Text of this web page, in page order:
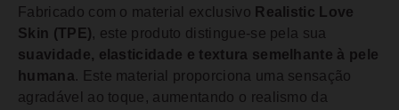
Fabricado com o material exclusivo Realistic Love
Skin (TPE), este produto distingue-se pela sua
suavidade, elasticidade e textura semelhante à pele
humana. Este material proporciona uma sensação
agradável ao toque, aumentando o realismo da